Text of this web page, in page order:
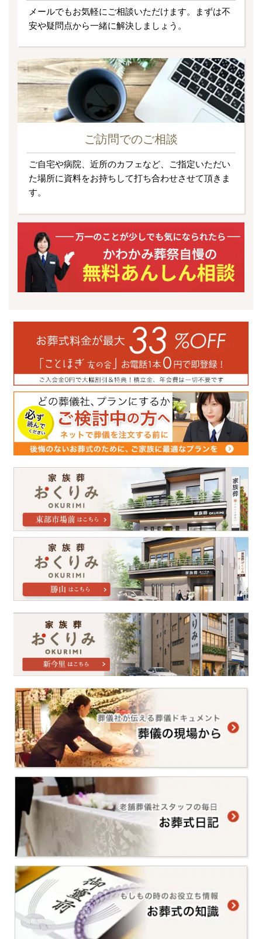
メールでもお気軽にご相談いただけます。まずは不
安や疑問点から一緒に解決しましょう。
ご訪問でのご相談
ご自宅や病院、近所のカフェなど、ご指定いただい
た場所に資料をお持ちして打ち合わせさせて頂きま
す。